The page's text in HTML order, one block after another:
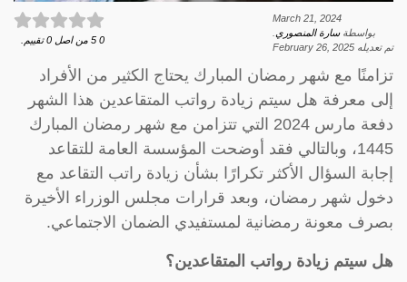
March 21, 2024
بواسطةسارة المنصوري
تم تعديله February 26, 2025
0
5 من اصل 0 تقييم.
تزامنًا مع شهر رمضان المبارك يحتاج الكثير من الأفراد
إلى معرفة هل سيتم زيادة رواتب المتقاعدين هذا الشهر
دفعة مارس 2024 التي تتزامن مع شهر رمضان المبارك
1445، وبالتالي فقد أوضحت المؤسسة العامة للتقاعد
إجابة السؤال الأكثر تكرارًا بشأن زيادة راتب التقاعد مع
دخول شهر رمضان، وبعد قرارات مجلس الوزراء الأخيرة
بصرف معونة رمضانية لمستفيدي الضمان الاجتماعي.
هل سيتم زيادة رواتب المتقاعدين؟